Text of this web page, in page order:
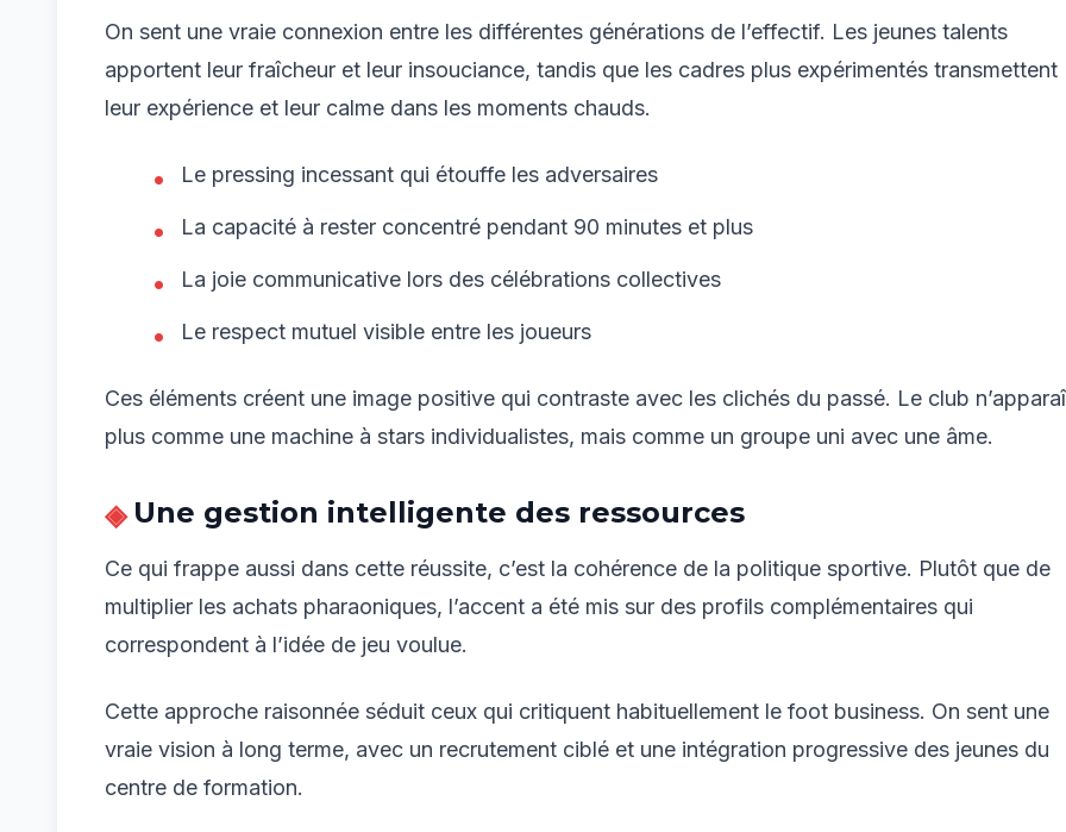
On sent une vraie connexion entre les différentes générations de l’effectif. Les jeunes talents
apportent leur fraîcheur et leur insouciance, tandis que les cadres plus expérimentés transmettent
leur expérience et leur calme dans les moments chauds.
Le pressing incessant qui étouffe les adversaires
La capacité à rester concentré pendant 90 minutes et plus
La joie communicative lors des célébrations collectives
Le respect mutuel visible entre les joueurs
Ces éléments créent une image positive qui contraste avec les clichés du passé. Le club
plus comme une machine à stars individualistes, mais comme un groupe uni avec une âme.
Une gestion intelligente des ressources
Ce qui frappe aussi dans cette réussite, c’est la cohérence de la politique sportive. Plutôt que de
multiplier les achats pharaoniques, l’accent a été mis sur des profils complémentaires qui
correspondent à l’idée de jeu voulue.
Cette approche raisonnée séduit ceux qui critiquent habituellement le foot business. On sent une
vraie vision à long terme, avec un recrutement ciblé et une intégration progressive des jeunes du
centre de formation.